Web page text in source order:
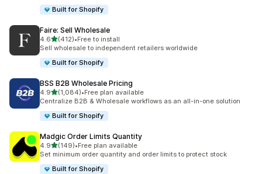
Built for Shopify
Faire: Sell Wholesale
4.6별 5개 중
(412)
총 리뷰 412개
•Free to install
Sell wholesale to independent retailers worldwide
Built for Shopify
BSS B2B Wholesale Pricing
4.9별 5개 중
(1,084)
총 리뷰 1084개
•Free plan available
Centralize B2B & Wholesale workflows as an all-in-one solution
Built for Shopify
Madgic Order Limits Quantity
4.9별 5개 중
(149)
총 리뷰 149개
•Free plan available
Set minimum order quantity and order limits to protect stock
Built for Shopify